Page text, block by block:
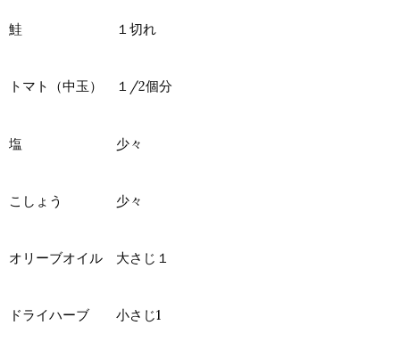
鮭 １切れ
トマト（中玉） １/2個分
塩 少々
こしょう 少々
オリーブオイル 大さじ１
ドライハーブ 小さじ1